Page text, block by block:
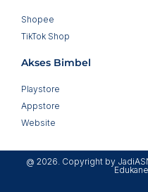
Shopee
TikTok Shop
Akses Bimbel
Playstore
Appstore
Website
@ 2026. Copyright by